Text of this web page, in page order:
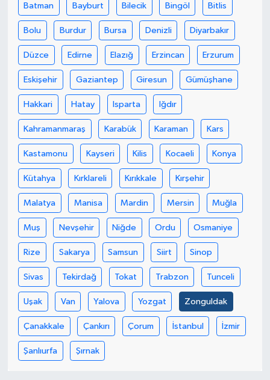
Batman Bayburt Bilecik Bingöl Bitlis
Bolu Burdur Bursa Denizli Diyarbakır
Düzce Edirne Elazığ Erzincan Erzurum
Eskişehir Gaziantep Giresun Gümüşhane
Hakkari Hatay Isparta Iğdır
Kahramanmaraş Karabük Karaman Kars
Kastamonu Kayseri Kilis Kocaeli Konya
Kütahya Kırklareli Kırıkkale Kırşehir
Malatya Manisa Mardin Mersin Muğla
Muş Nevşehir Niğde Ordu Osmaniye
Rize Sakarya Samsun Siirt Sinop
Sivas Tekirdağ Tokat Trabzon Tunceli
Uşak Van Yalova Yozgat Zonguldak
Çanakkale Çankırı Çorum İstanbul İzmir
Şanlıurfa Şırnak